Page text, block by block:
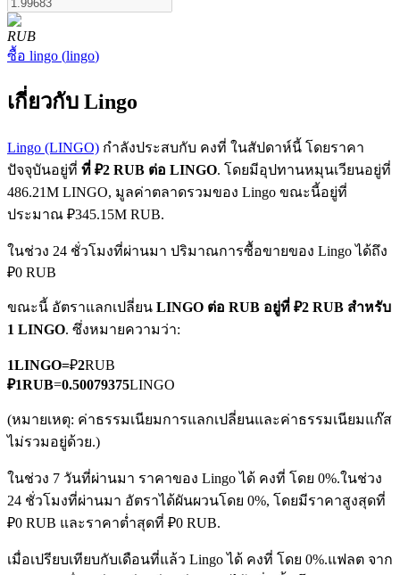
ฟิวเจอร์ส COIN-M
ฟิวเจอร์สสกุลเงินดิจิทัล
TradFi
อนุพันธ์ของหุ้น ฟอเร็กซ์ โลหะมีค่า และสินค้าโภคภัณฑ์
ฟิวเจอร์ส USDC
ฟิวเจอร์สที่ใช้ USDC เป็นหลักประกัน
RUB
ซื้อ lingo (lingo)
เกี่ยวกับ Lingo
Lingo (LINGO) กำลังประสบกับ คงที่ ในสัปดาห์นี้ โดยราคา
ปัจจุบันอยู่ที่ ที่ ₽2 RUB ต่อ LINGO. โดยมีอุปทานหมุนเวียนอยู่ที่
486.21M LINGO, มูลค่าตลาดรวมของ Lingo ขณะนี้อยู่ที่
ประมาณ ₽345.15M RUB.
ในช่วง 24 ชั่วโมงที่ผ่านมา ปริมาณการซื้อขายของ Lingo ได้ถึง
₽0 RUB
ขณะนี้ อัตราแลกเปลี่ยน LINGO ต่อ RUB อยู่ที่ ₽2 RUB สำหรับ
1 LINGO. ซึ่งหมายความว่า:
1LINGO=₽2RUB
₽1RUB=0.50079375LINGO
(หมายเหตุ: ค่าธรรมเนียมการแลกเปลี่ยนและค่าธรรมเนียมแก๊ส
ไม่รวมอยู่ด้วย.)
ในช่วง 7 วันที่ผ่านมา ราคาของ Lingo ได้ คงที่ โดย 0%.ในช่วง
24 ชั่วโมงที่ผ่านมา อัตราได้ผันผวนโดย 0%, โดยมีราคาสูงสุดที่
₽0 RUB และราคาต่ำสุดที่ ₽0 RUB.
เมื่อเปรียบเทียบกับเดือนที่แล้ว Lingo ได้ คงที่ โดย 0%.แฟลต จาก